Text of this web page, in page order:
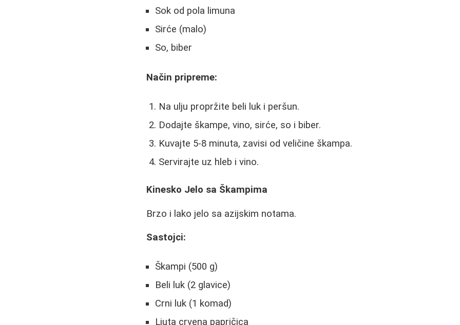
Sok od pola limuna
Sirće (malo)
So, biber
Način pripreme:
Na ulju propržite beli luk i peršun.
Dodajte škampe, vino, sirće, so i biber.
Kuvajte 5-8 minuta, zavisi od veličine škampa.
Servirajte uz hleb i vino.
Kinesko Jelo sa Škampima
Brzo i lako jelo sa azijskim notama.
Sastojci:
Škampi (500 g)
Beli luk (2 glavice)
Crni luk (1 komad)
Ljuta crvena papričica